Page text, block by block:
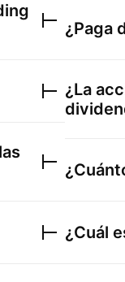
¿Paga
¿La
¿Cuál